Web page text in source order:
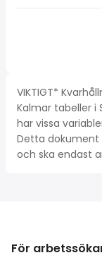
VIKTIGT*
Kalmar tabeller i
har vissa
Detta dokument
och ska endast
För